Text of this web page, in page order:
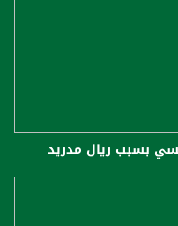
بسبب ريال مدريد